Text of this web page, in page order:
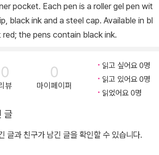
pocket. Each pen is a roller gel pen wit
black ink and a steel cap. Available in bl
the pens contain black ink.
0
뷰
0
마이페이퍼
읽고 싶어요 0명
읽고 있어요 0명
읽었어요 0명
글
글과 친구가 남긴 글을 확인할 수 있습니다.